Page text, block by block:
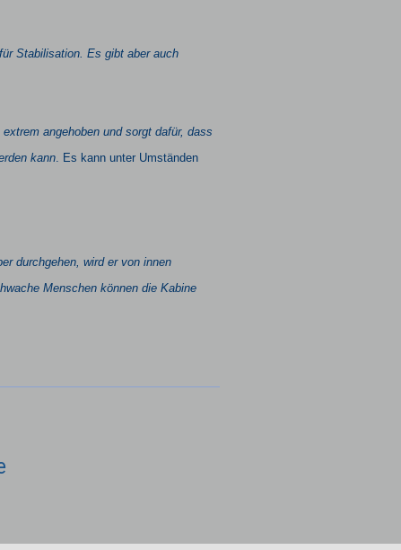
Stabilisation. Es gibt aber auch
angehoben und sorgt dafür, dass
kann
Es kann unter Umständen
durchgehen, wird er von innen
Menschen können die Kabine